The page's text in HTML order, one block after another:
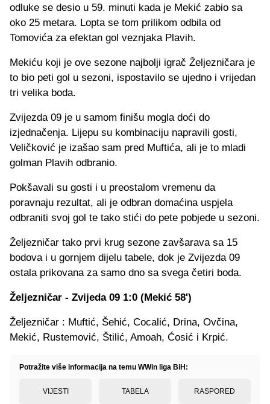
odluke se desio u 59. minuti kada je Mekić zabio sa
oko 25 metara. Lopta se tom prilikom odbila od
Tomovića za efektan gol veznjaka Plavih.
Mekiću koji je ove sezone najbolji igrač Željezničara je
to bio peti gol u sezoni, ispostavilo se ujedno i vrijedan
tri velika boda.
Zvijezda 09 je u samom finišu mogla doći do
izjednačenja. Lijepu su kombinaciju napravili gosti,
Veličković je izašao sam pred Muftića, ali je to mladi
golman Plavih odbranio.
Pokšavali su gosti i u preostalom vremenu da
poravnaju rezultat, ali je odbran domaćina uspjela
odbraniti svoj gol te tako stići do pete pobjede u sezoni.
Željezničar tako prvi krug sezone zavšarava sa 15
bodova i u gornjem dijelu tabele, dok je Zvijezda 09
ostala prikovana za samo dno sa svega četiri boda.
Željezničar - Zvijeda 09 1:0 (Mekić 58')
Željezničar : Muftić, Šehić, Cocalić, Drina, Ovčina,
Mekić, Rustemović, Štilić, Amoah, Ćosić i Krpić.
Potražite više informacija na temu WWin liga BiH:
VIJESTI TABELA RASPORED